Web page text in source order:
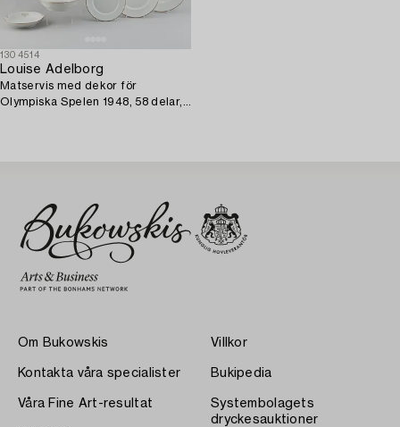
1304514
Louise Adelborg
Matservis med dekor för
Olympiska Spelen 1948, 58 delar,
Om Bukowskis
Kontakta våra specialister
Våra Fine Art-resultat
Villkor
Bukipedia
Systembolagets
dryckesauktioner